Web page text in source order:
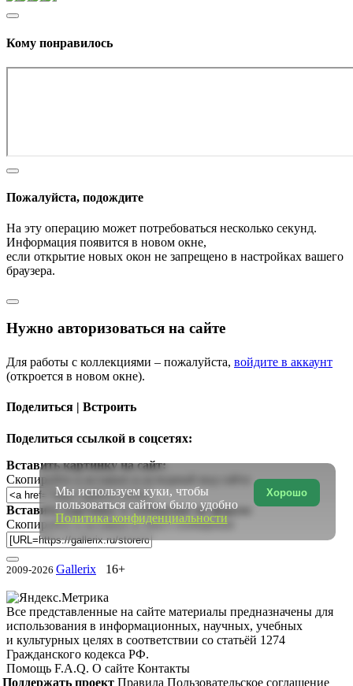
Кому понравилось
Пожалуйста, подождите
На эту операцию может потребоваться несколько секунд.
Информация появится в новом окне,
если открытие новых окон не запрещено в настройках вашего
браузера.
Нужно авторизоваться на сайте
Для работы с коллекциями – пожалуйста, войдите в аккаунт
(откроется в новом окне).
Поделиться | Встроить
Поделиться ссылкой в соцсетях:
Вставить картинку на сайт:
Скопируйте и вставьте в исходный код сайта
Вставить картинку в сообщение на форум:
Скопируйте и вставьте в текст сообщения
2009-2026 Gallerix 16+
Все представленные на сайте материалы предназначены для
использования в информационных, научных, учебных
и культурных целях в соответствии со статьёй 1274
Гражданского кодекса РФ.
Помощь F.A.Q. О сайте Контакты
Поддержать проект Правила Пользовательское соглашение
Хорошо
Мы используем куки, чтобы
пользоваться сайтом было удобно
Политика конфиденциальности